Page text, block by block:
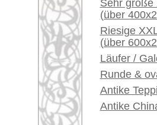
großen Teppiche hier
verkaufen
Info Center
Häufige Fragen (FAQ)
AGB
Bestellvorgang
Lieferung und Zahlung
Widerrufsrecht
Datenschutz